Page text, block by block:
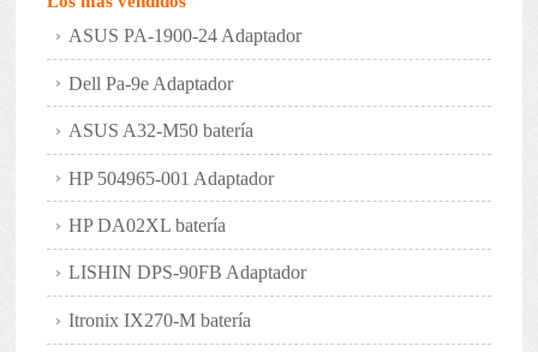
ASUS PA-1900-24 Adaptador
Dell Pa-9e Adaptador
ASUS A32-M50 batería
HP 504965-001 Adaptador
HP DA02XL batería
LISHIN DPS-90FB Adaptador
Itronix IX270-M batería